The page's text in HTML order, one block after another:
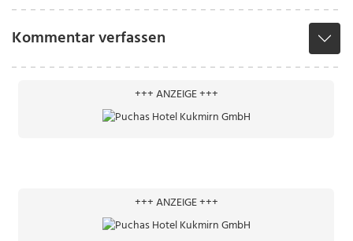
Kommentar verfassen
+++ ANZEIGE +++
+++ ANZEIGE +++